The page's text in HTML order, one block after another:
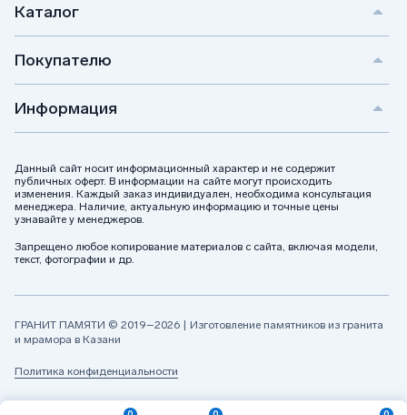
Каталог
Покупателю
Информация
Данный сайт носит информационный характер и не содержит
публичных оферт. В информации на сайте могут происходить
изменения. Каждый заказ индивидуален, необходима консультация
менеджера. Наличие, актуальную информацию и точные цены
узнавайте у менеджеров.
Запрещено любое копирование материалов с сайта, включая модели,
текст, фотографии и др.
ГРАНИТ ПАМЯТИ © 2019–2026 | Изготовление памятников из гранита
и мрамора в Казани
Политика конфиденциальности